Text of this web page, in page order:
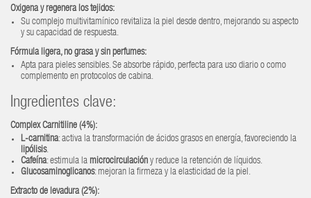
Oxigena y regenera los tejidos:
Su complejo multivitamínico revitaliza la piel desde dentro, mejorando su aspecto
y su capacidad de respuesta.
Fórmula ligera, no grasa y sin perfumes:
Apta para pieles sensibles. Se absorbe rápido, perfecta para uso diario o como
complemento en protocolos de cabina.
Ingredientes clave:
Complex Carnitiline (4%):
L-carnitina: activa la transformación de ácidos grasos en energía, favoreciendo la
lipólisis.
Cafeína: estimula la microcirculación y reduce la retención de líquidos.
Glucosaminoglicanos: mejoran la firmeza y la elasticidad de la piel.
Extracto de levadura (2%):